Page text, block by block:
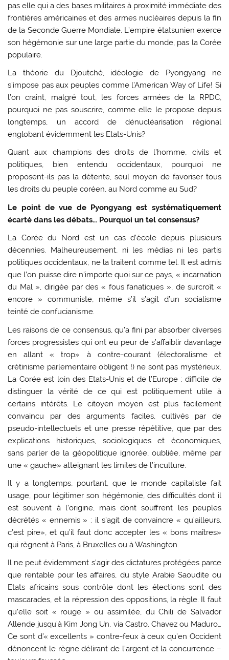
pas elle qui a des bases militaires à proximité immédiate des
frontières américaines et des armes nucléaires depuis la fin
de la Seconde Guerre Mondiale. L’empire étatsunien exerce
son hégémonie sur une large partie du monde, pas la Corée
populaire.
La théorie du Djoutché, idéologie de Pyongyang ne
s’impose pas aux peuples comme l’American Way of Life! Si
l’on craint, malgré tout, les forces armées de la RPDC,
pourquoi ne pas souscrire, comme elle le propose depuis
longtemps, un accord de dénucléarisation régional
englobant évidemment les Etats-Unis?
Quant aux champions des droits de l’homme, civils et
politiques, bien entendu occidentaux, pourquoi ne
proposent-ils pas la détente, seul moyen de favoriser tous
les droits du peuple coréen, au Nord comme au Sud?
Le point de vue de Pyongyang est systématiquement
écarté dans les débats… Pourquoi un tel consensus?
La Corée du Nord est un cas d’école depuis plusieurs
décennies. Malheureusement, ni les médias ni les partis
politiques occidentaux, ne la traitent comme tel. Il est admis
que l’on puisse dire n’importe quoi sur ce pays, « incarnation
du Mal », dirigée par des « fous fanatiques », de surcroît «
encore » communiste, même s’il s’agit d’un socialisme
teinté de confucianisme.
Les raisons de ce consensus, qu’a fini par absorber diverses
forces progressistes qui ont eu peur de s’affaiblir davantage
en allant « trop» à contre-courant (électoralisme et
crétinisme parlementaire obligent !) ne sont pas mystérieux.
La Corée est loin des Etats-Unis et de l’Europe : difficile de
distinguer la vérité de ce qui est politiquement utile à
certains intérêts. Le citoyen moyen est plus facilement
convaincu par des arguments faciles, cultivés par de
pseudo-intellectuels et une presse répétitive, que par des
explications historiques, sociologiques et économiques,
sans parler de la géopolitique ignorée, oubliée, même par
une « gauche» atteignant les limites de l’inculture.
Il y a longtemps, pourtant, que le monde capitaliste fait
usage, pour légitimer son hégémonie, des difficultés dont il
est souvent à l’origine, mais dont souffrent les peuples
décrétés « ennemis » : il s’agit de convaincre « qu’ailleurs,
c’est pire», et qu’il faut donc accepter les « bons maîtres»
qui règnent à Paris, à Bruxelles ou à Washington.
Il ne peut évidemment s’agir des dictatures protégées parce
que rentable pour les affaires, du style Arabie Saoudite ou
Etats africains sous contrôle dont les élections sont des
mascarades, et la répression des oppositions, la règle. Il faut
qu’elle soit « rouge » ou assimilée, du Chili de Salvador
Allende jusqu’à Kim Jong Un, via Castro, Chavez ou Maduro…
Ce sont d’« excellents » contre-feux à ceux qu’en Occident
dénoncent le règne délirant de l’argent et la concurrence –